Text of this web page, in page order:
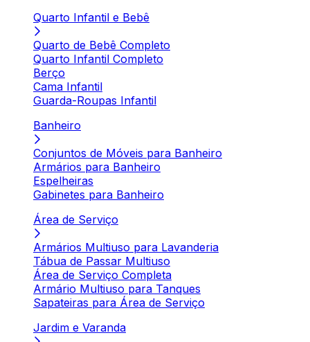
Quarto Infantil e Bebê
Quarto de Bebê Completo
Quarto Infantil Completo
Berço
Cama Infantil
Guarda-Roupas Infantil
Banheiro
Conjuntos de Móveis para Banheiro
Armários para Banheiro
Espelheiras
Gabinetes para Banheiro
Área de Serviço
Armários Multiuso para Lavanderia
Tábua de Passar Multiuso
Área de Serviço Completa
Armário Multiuso para Tanques
Sapateiras para Área de Serviço
Jardim e Varanda